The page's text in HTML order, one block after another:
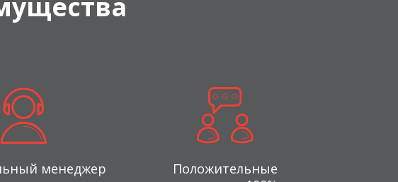
менеджер
Положительные